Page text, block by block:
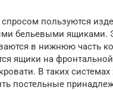
пользуются
бельевыми ящиками.
в нижнюю часть
ящики на
В таких
постельные